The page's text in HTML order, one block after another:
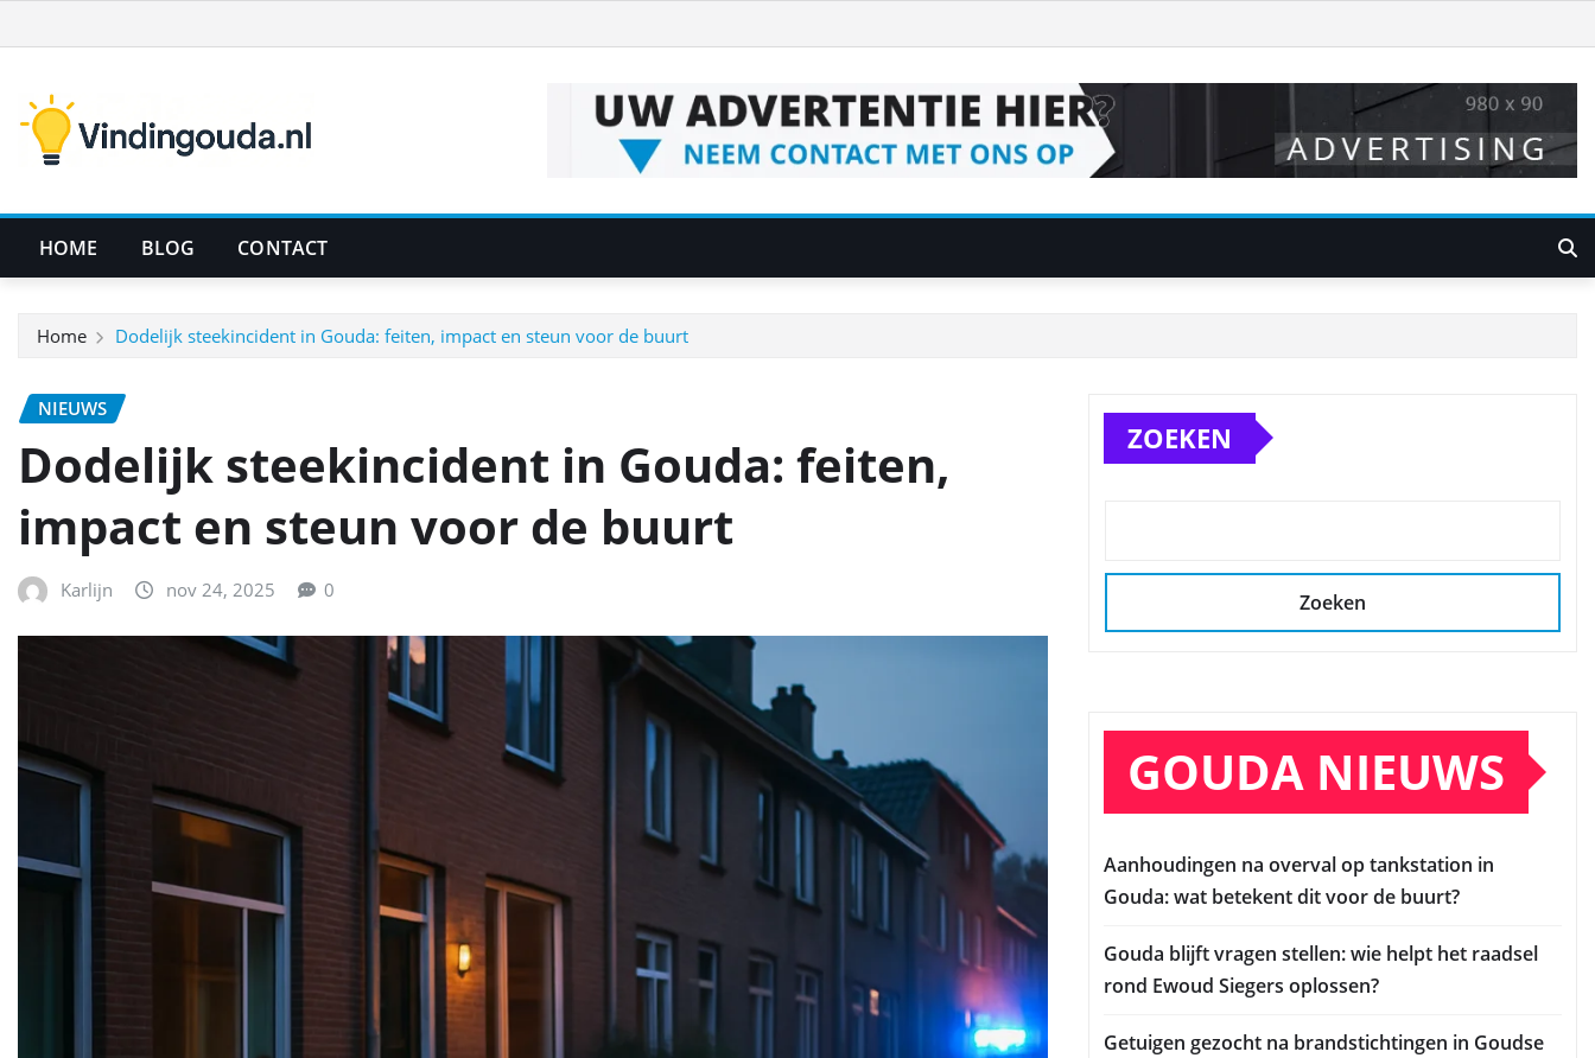
naar
inhoud
HOME BLOG CONTACT
Home Dodelijk steekincident in Gouda: feiten, impact en steun voor de buurt
NIEUWS
Dodelijk steekincident in Gouda: feiten,
impact en steun voor de buurt
Karlijn nov 24, 2025 0
ZOEKEN
Zoeken
GOUDA NIEUWS
Aanhoudingen na overval op tankstation in
Gouda: wat betekent dit voor de buurt?
Gouda blijft vragen stellen: wie helpt het raadsel
rond Ewoud Siegers oplossen?
Getuigen gezocht na brandstichtingen in Goudse